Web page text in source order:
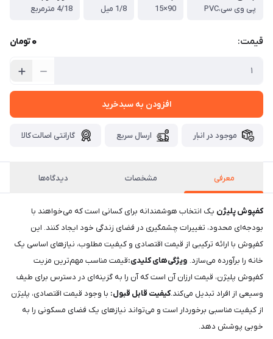
پی وی سی،PVC
90×15
1/8 میل
4/18 مترمربع
قیمت: 0تومان
افزودن به سبدخرید
موجود در انبار ارسال سریع گارانتی اصالت کالا
معرفی مشخصات دیدگاه‌ها
کفپوش پلیژن یک انتخاب هوشمندانه برای کسانی است که می‌خواهند با
بودجه‌ای محدود، تغییرات چشمگیری در فضای زندگی خود ایجاد کنند. این
کفپوش با ارائه ترکیبی از قیمت اقتصادی و کیفیت مطلوب، نیازهای اساسی یک
خانه را برآورده می‌سازد. ویژگی‌های کلیدی:قیمت مناسب مهم‌ترین مزیت
کفپوش پلیژن، قیمت ارزان آن است که آن را به گزینه‌ای در دسترس برای طیف
وسیعی از افراد تبدیل می‌کند.کیفیت قابل قبول: با وجود قیمت اقتصادی، پلیژن
از کیفیت مناسبی برخوردار است و می‌تواند نیازهای یک فضای مسکونی را به
خوبی پوشش دهد.